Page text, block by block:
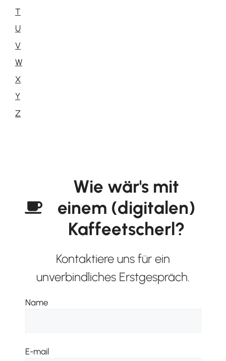
T
U
V
W
X
Y
Z
Wie wär's mit
einem (digitalen)
Kaffeetscherl?
Kontaktiere uns für ein
unverbindliches Erstgespräch.
Name
E-mail